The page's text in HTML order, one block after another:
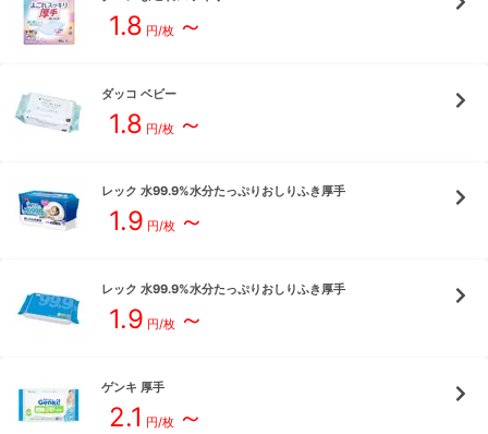
1.8 円/枚 ～
ダッコ ベビー
1.8 円/枚 ～
レック 水99.9%水分たっぷりおしりふき厚手
1.9 円/枚 ～
レック 水99.9%水分たっぷりおしりふき厚手
1.9 円/枚 ～
ゲンキ 厚手
2.1 円/枚 ～